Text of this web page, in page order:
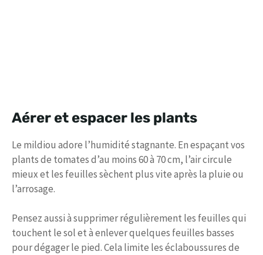
Aérer et espacer les plants
Le mildiou adore l’humidité stagnante. En espaçant vos
plants de tomates d’au moins 60 à 70 cm, l’air circule
mieux et les feuilles sèchent plus vite après la pluie ou
l’arrosage.
Pensez aussi à supprimer régulièrement les feuilles qui
touchent le sol et à enlever quelques feuilles basses
pour dégager le pied. Cela limite les éclaboussures de